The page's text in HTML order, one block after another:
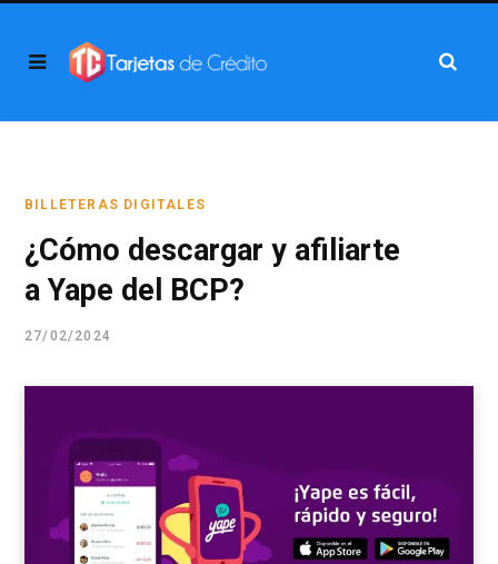
BILLETERAS DIGITALES
¿Cómo descargar y afiliarte
a Yape del BCP?
27/02/2024